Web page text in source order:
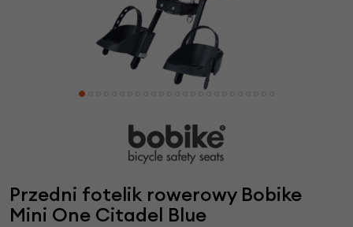
Przedni fotelik rowerowy Bobike
Mini One Citadel Blue